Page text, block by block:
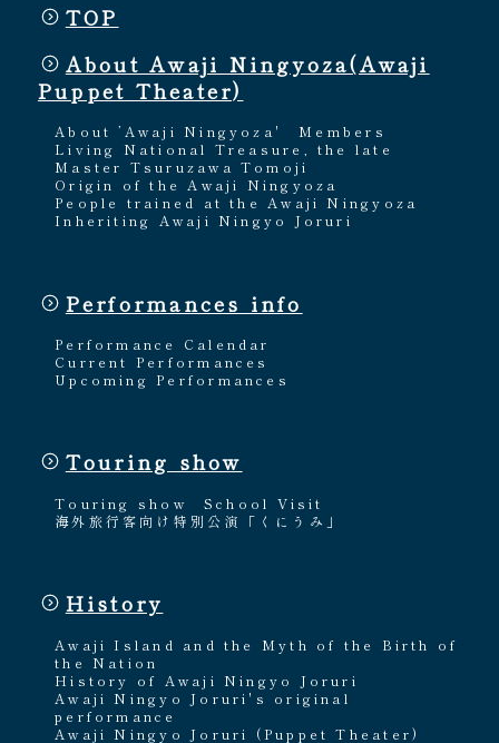
TOP
About Awaji Ningyoza(Awaji
Puppet Theater)
About ’Awaji Ningyoza'
Members
Living National Treasure, the late
Master Tsuruzawa Tomoji
Origin of the Awaji Ningyoza
People trained at the Awaji Ningyoza
Inheriting Awaji Ningyo Joruri
Performances info
Performance Calendar
Current Performances
Upcoming Performances
Touring show
Touring show
School Visit
海外旅行客向け特別公演「くにうみ」
History
Awaji Island and the Myth of the Birth of
the Nation
History of Awaji Ningyo Joruri
Awaji Ningyo Joruri's original
performance
Awaji Ningyo Joruri (Puppet Theater)